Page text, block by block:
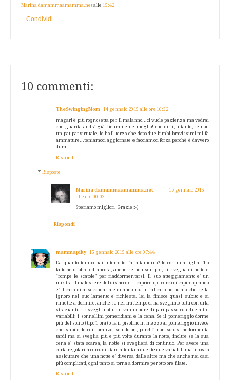
Marina damammaamamma.net alle 15:42
Condividi
10 commenti:
TheSwingingMom 14 gennaio 2015 alle ore 16:32
magari è più rognosetta per il malanno...ci vuole pazienza ma vedrai
che guarita andrà già sicuramente meglio! che dirti, intanto, se non
un pat-pat virtuale, io ho il terzo che dopo due bimbi bravissimi mi fa
ammattire...teniamoci aggiornate e facciamoci forza perchè è davvero
dura
Rispondi
Risposte
Marina damammaamamma.net
17 gennaio 2015
alle ore 00:03
Speriamo migliori! Grazie :-)
Rispondi
mammapiky 15 gennaio 2015 alle ore 07:44
Da quanto tempo hai interrotto l'allattamento? Io con mia figlia l'ho
fatto ad ottobre ed ancora, anche se non sempre, si sveglia di notte e
"rompe le scatole" per riaddormentarsi. Il suo atteggiamento e' un
mix tra il malessere del distacco e il capriccio, e cerco di capire quando
e' il caso di assecondarla e quando no. In tal caso ho notato che se la
ignoro nel suo lamento e richiesta, lei la finisce quasi subito e si
rimette a dormire, anche se nel frattempo ci ha svegliato tutti con urla
strazianti. I risvegli notturni vanno pure di pari passo con due altre
variabili: i sonnellini pomeridiani e la cena. Se il pomeriggio dorme
più del solito (tipo 1 ora) o fa il pisolino in mezzo al pomeriggio invece
che subito dopo il pranzo, son dolori, perché non solo si addormenta
tardi ma si sveglia più e più volte durante la notte, inoltre se la sua
cena e' stata scarsa, la notte si sveglierà di continuo. Per avere una
certa regolarità cerco di stare attenta a queste due variabili ma ti posso
assicurare che una notte e' diversa dalle altre ma che anche nei casi
più complicati, ogni tanto si torna a dormire per otto ore filate.
Rispondi